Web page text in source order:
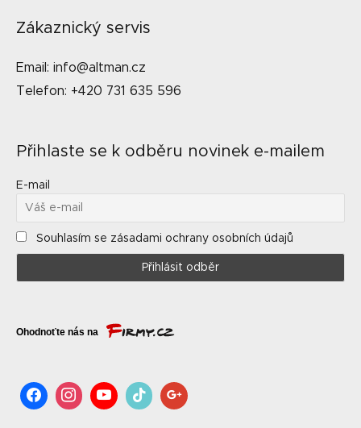
Zákaznický servis
Email: info@altman.cz
Telefon: +420 731 635 596
Přihlaste se k odběru novinek e-mailem
E-mail
Souhlasím se zásadami ochrany osobních údajů